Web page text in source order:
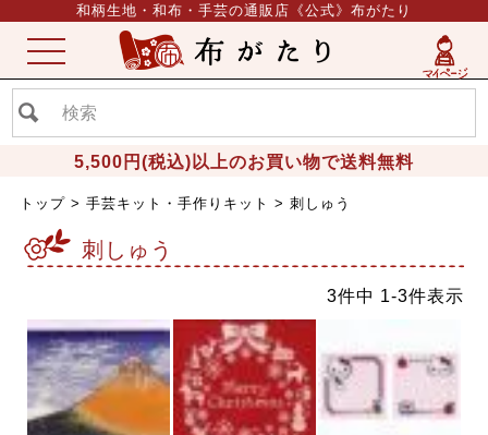
和柄生地・和布・手芸の通販店《公式》布がたり
5,500円(税込)以上のお買い物で送料無料
ME
NU
トップ 手芸キット・手作りキット 刺しゅう
刺しゅう
3件中 1-3件表示